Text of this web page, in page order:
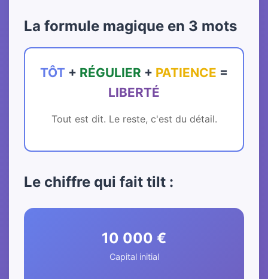
La formule magique en 3 mots
TÔT + RÉGULIER + PATIENCE =
LIBERTÉ
Tout est dit. Le reste, c'est du détail.
Le chiffre qui fait tilt :
10 000 €
Capital initial